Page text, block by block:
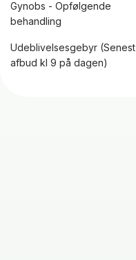
Gynobs - Opfølgende
behandling
Udeblivelsesgebyr (Senest
afbud kl 9 på dagen)